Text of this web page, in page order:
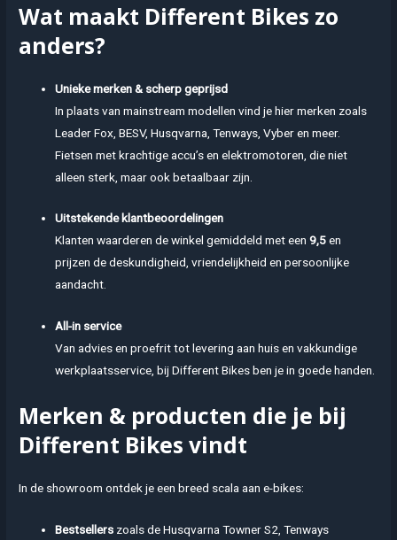
Wat maakt Different Bikes zo
anders?
Unieke merken & scherp geprijsd
In plaats van mainstream modellen vind je hier merken zoals
Leader Fox, BESV, Husqvarna, Tenways, Vyber en meer.
Fietsen met krachtige accu’s en elektromotoren, die niet
alleen sterk, maar ook betaalbaar zijn.
Uitstekende klantbeoordelingen
Klanten waarderen de winkel gemiddeld met een9,5en
prijzen de deskundigheid, vriendelijkheid en persoonlijke
aandacht.
All-in service
Van advies en proefrit tot levering aan huis en vakkundige
werkplaatsservice, bij Different Bikes ben je in goede handen.
Merken & producten die je bij
Different Bikes vindt
In de showroom ontdek je een breed scala aan e-bikes:
Bestsellers zoals de Husqvarna Towner S2, Tenways